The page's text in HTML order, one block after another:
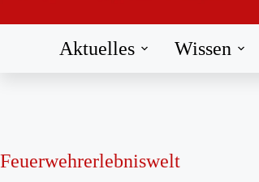
Aktuelles Wissen
Feuerwehrerlebniswelt